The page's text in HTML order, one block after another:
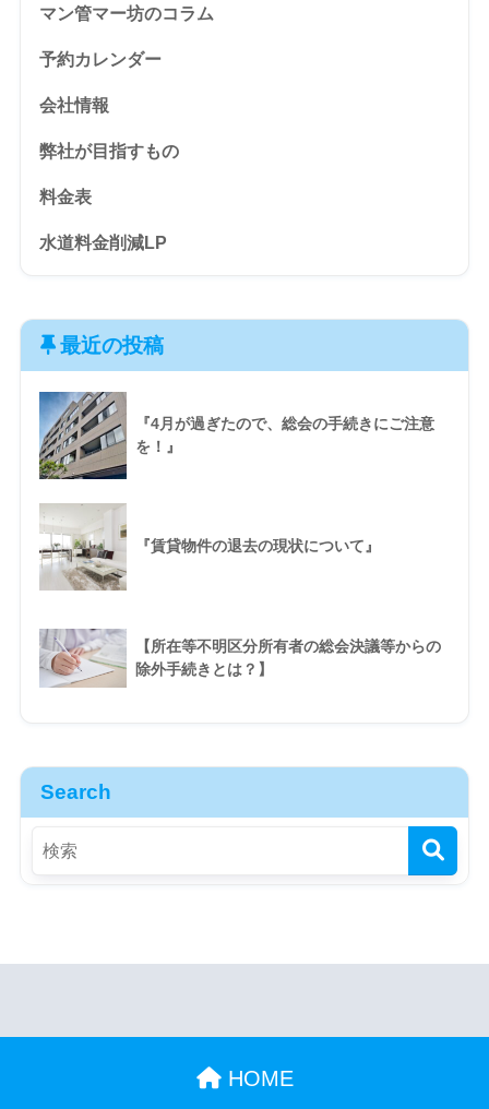
マン管マー坊のコラム
予約カレンダー
会社情報
弊社が目指すもの
料金表
水道料金削減LP
最近の投稿
『4月が過ぎたので、総会の手続きにご注意
を！』
『賃貸物件の退去の現状について』
【所在等不明区分所有者の総会決議等からの
除外手続きとは？】
Search
HOME